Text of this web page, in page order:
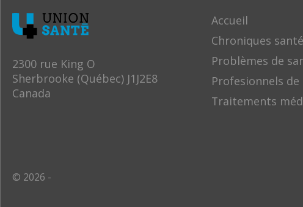
2300 rue King O
Sherbrooke (Québec) J1J2E8
Canada
Accueil
Chroniques santé
Problèmes de
Profesionnels de
Traitements
© 2026 -